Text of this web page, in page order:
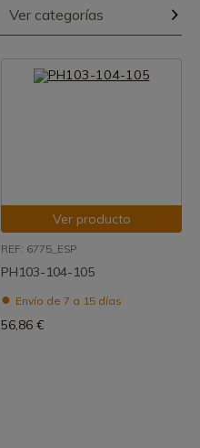
Ver categorías
Ver producto
REF: 6775_ESP
PH103-104-105
Envío de 7 a 15 días
56,86 €